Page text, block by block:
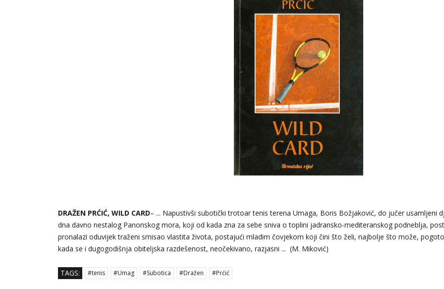
DRAŽEN PRĆIĆ, WILD CARD– ... Napustivši subotički trotoar tenis terena Umaga, Boris Božjaković, do jučer usamljeni
dna davno nestalog Panonskog mora, koji od kada zna za sebe sniva o toplini jadransko-mediteranskog podneblja,
pronalazi oduvijek traženi smisao vlastita života, postajući mladim čovjekom koji čini što želi, najbolje što može,
kada se i dugogodišnja obiteljska razdešenost, neočekivano, razjasni ... (M. Miković)
TAGS: #tenis #Umag #Subotica #Dražen #Prćić